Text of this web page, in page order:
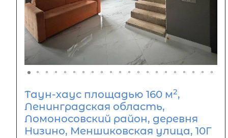
Таун-хаус площадью 160 м2,
Ленинградская область,
Ломоносовский район, деревня
Низино, Меншиковская улица, 10Г